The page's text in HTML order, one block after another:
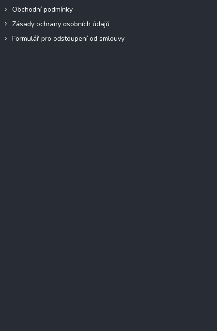
Obchodní podmínky
Zásady ochrany osobních údajů
Formulář pro odstoupení od smlouvy